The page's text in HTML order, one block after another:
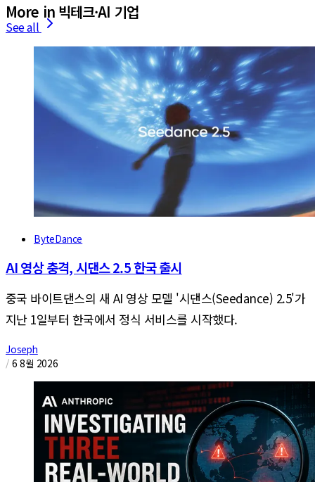
More in 빅테크·AI 기업
See all
ByteDance
AI 영상 충격, 시댄스 2.5 한국 출시
중국 바이트댄스의 새 AI 영상 모델 '시댄스(Seedance) 2.5'가
지난 1일부터 한국에서 정식 서비스를 시작했다.
Joseph
/ 6 8월 2026